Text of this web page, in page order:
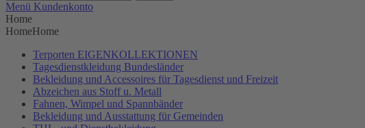
Menü Kundenkonto
Home
HomeHome
Terporten EIGENKOLLEKTIONEN
Tagesdienstkleidung Bundesländer
Bekleidung und Accessoires für Tagesdienst und Freizeit
Abzeichen aus Stoff u. Metall
Fahnen, Wimpel und Spannbänder
Bekleidung und Ausstattung für Gemeinden